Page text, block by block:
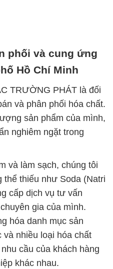
phối và cung ứng
Hồ Chí Minh
TRƯỜNG PHÁT là đối
và phân phối hóa chất.
sản phẩm của mình,
nghiêm ngặt trong
và làm sạch, chúng tôi
thể thiếu như Soda (Natri
cấp dịch vụ tư vấn
gia của mình.
hóa danh mục sản
và nhiều loại hóa chất
cầu của khách hàng
khác nhau.